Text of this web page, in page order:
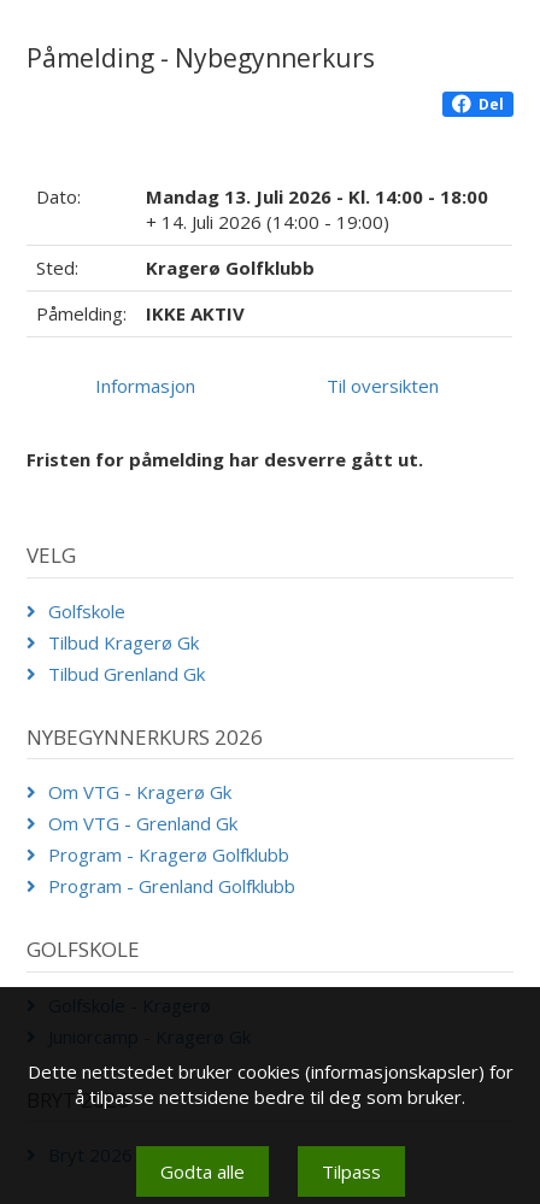
Påmelding - Nybegynnerkurs
Del
Dato:
Mandag 13. Juli 2026 - Kl. 14:00 - 18:00
+ 14. Juli 2026 (14:00 - 19:00)
Sted:
Kragerø Golfklubb
Påmelding:
IKKE AKTIV
Informasjon Til oversikten
Fristen for påmelding har desverre gått ut.
VELG
Golfskole
Tilbud Kragerø Gk
Tilbud Grenland Gk
NYBEGYNNERKURS 2026
Om VTG - Kragerø Gk
Om VTG - Grenland Gk
Program - Kragerø Golfklubb
Program - Grenland Golfklubb
GOLFSKOLE
BRYT 2026
Dette nettstedet bruker cookies (informasjonskapsler) for
å tilpasse nettsidene bedre til deg som bruker.
Godta alle Tilpass